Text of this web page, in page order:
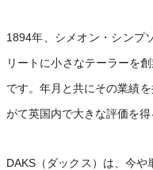
1894年、シメオン・シンプ
リートに小さなテーラーを
です。年月と共にその業績
がて英国内で大きな評価を得
DAKS（ダックス）は、今